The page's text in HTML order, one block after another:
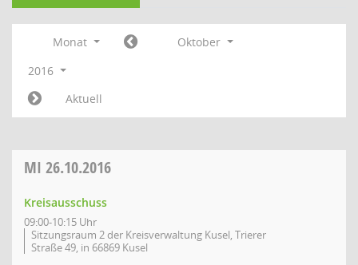
Monat
Oktober
2016
Aktuell
MI 26.10.2016
Kreisausschuss
09:00-10:15 Uhr
Sitzungsraum 2 der Kreisverwaltung Kusel, Trierer
Straße 49, in 66869 Kusel